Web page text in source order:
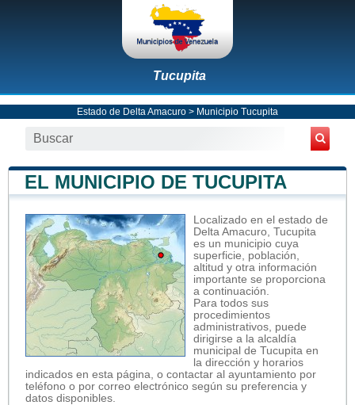
Tucupita
Estado de Delta Amacuro > Municipio Tucupita
EL MUNICIPIO DE TUCUPITA
Localizado en el estado de
Delta Amacuro, Tucupita
es un municipio cuya
superficie, población,
altitud y otra información
importante se proporciona
a continuación.
Para todos sus
procedimientos
administrativos, puede
dirigirse a la alcaldía
municipal de Tucupita en
la dirección y horarios
indicados en esta página, o contactar al ayuntamiento por
teléfono o por correo electrónico según su preferencia y
datos disponibles.